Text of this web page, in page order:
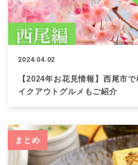
2024.04.02
【2024年お花見情報】西尾市
イクアウトグルメもご紹介
まとめ